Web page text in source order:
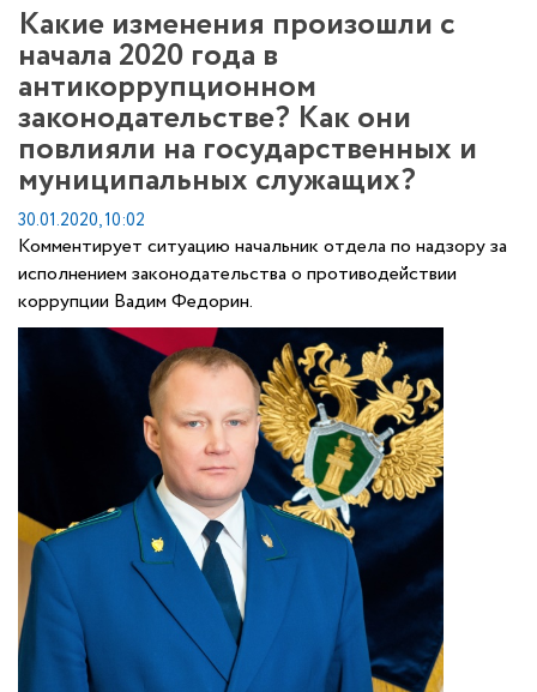
Какие изменения произошли с
начала 2020 года в
антикоррупционном
законодательстве? Как они
повлияли на государственных и
муниципальных служащих?
30.01.2020, 10:02
Комментирует ситуацию начальник отдела по надзору за
исполнением законодательства о противодействии
коррупции Вадим Федорин.